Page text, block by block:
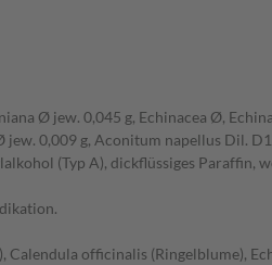
Ø jew. 0,045 g, Echinacea Ø,
0,009 g, Aconitum napellus Dil.
(Typ A), dickflüssiges Paraffin,
officinalis (Ringelblume),